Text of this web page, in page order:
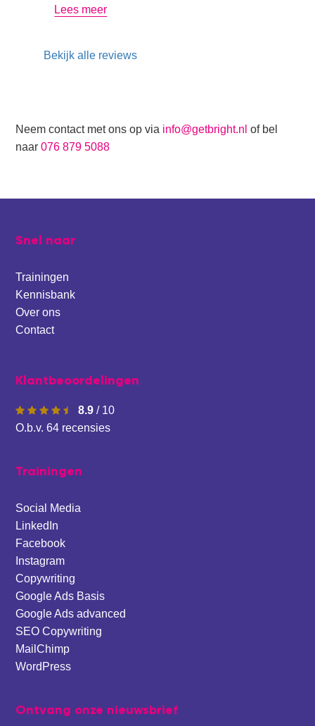
Lees meer
Bekijk alle reviews
Neem contact met ons op via info@getbright.nl of bel
naar076 879 5088
Footer
Snel naar
Trainingen
Kennisbank
Over ons
Contact
Klantbeoordelingen
8.9 / 10
O.b.v.64 recensies
Trainingen
Social Media
LinkedIn
Facebook
Instagram
Copywriting
Google Ads Basis
Google Ads advanced
SEO Copywriting
MailChimp
WordPress
Ontvang onze nieuwsbrief